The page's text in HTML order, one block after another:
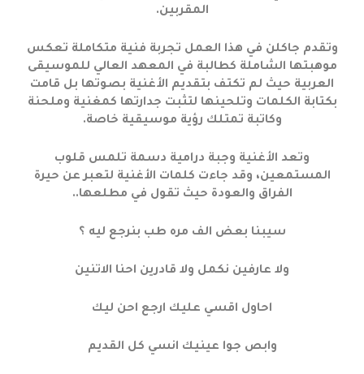
المقربين.
وتقدم جاكلن في هذا العمل تجربة فنية متكاملة تعكس
موهبتها الشاملة كطالبة في المعهد العالي للموسيقى
العربية حيث لم تكتف بتقديم الأغنية بصوتها بل قامت
بكتابة الكلمات وتلحينها لتثبت جدارتها كمغنية وملحنة
وكاتبة تمتلك رؤية موسيقية خاصة.
وتعد الأغنية وجبة درامية دسمة تلمس قلوب
المستمعين، وقد جاءت كلمات الأغنية لتعبر عن حيرة
الفراق والعودة حيث تقول في مطلعها..
سيبنا بعض الف مره طب بنرجع ليه ؟
ولا عارفين نكمل ولا قادرين احنا الاتنين
احاول اقسي عليك ارجع احن ليك
وابص جوا عينيك انسي كل القديم